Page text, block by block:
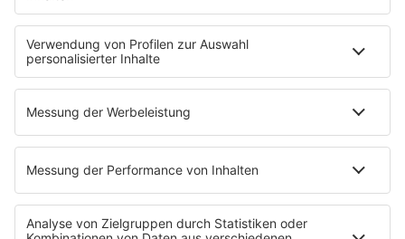
Mein delta radio
App
DAB+
Empfang
Jobs & Praktika
Service
Datenschutz